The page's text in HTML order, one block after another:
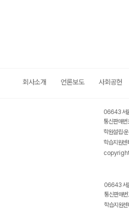
회사소개 언론보도 사회공헌
06643 서
통신판매
학원설립·
학습지원
06643 서
통신판매
학습지원